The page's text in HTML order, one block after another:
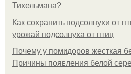
Тихельмана?
Как сохранить подсолнухи от
урожай подсолнуха от птиц
Почему у помидоров жесткая
Причины появления белой